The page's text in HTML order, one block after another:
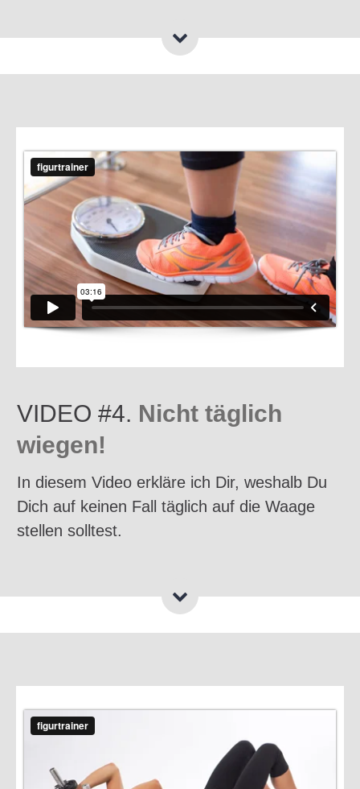
VIDEO #4. Nicht täglich
wiegen!
In diesem Video erkläre ich Dir, weshalb Du
Dich auf keinen Fall täglich auf die Waage
stellen solltest.